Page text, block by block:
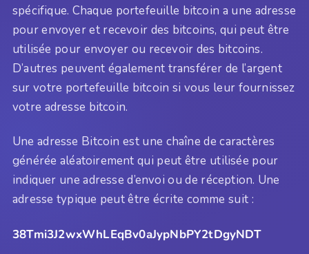
spécifique. Chaque portefeuille bitcoin a une adresse
pour envoyer et recevoir des bitcoins, qui peut être
utilisée pour envoyer ou recevoir des bitcoins.
D’autres peuvent également transférer de l’argent
sur votre portefeuille bitcoin si vous leur fournissez
votre adresse bitcoin.
Une adresse Bitcoin est une chaîne de caractères
générée aléatoirement qui peut être utilisée pour
indiquer une adresse d’envoi ou de réception. Une
adresse typique peut être écrite comme suit :
38Tmi3J2wxWhLEqBv0aJypNbPY2tDgyNDT